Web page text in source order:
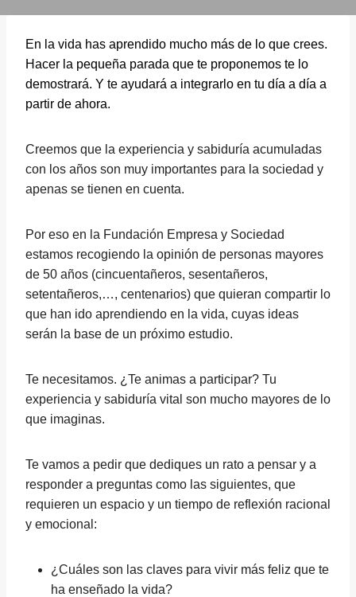
En la vida has aprendido mucho más de lo que crees.
Hacer la pequeña parada que te proponemos te lo
demostrará. Y te ayudará a integrarlo en tu día a día a
partir de ahora.
Creemos que la experiencia y sabiduría acumuladas
con los años son muy importantes para la sociedad y
apenas se tienen en cuenta.
Por eso en la Fundación Empresa y Sociedad
estamos recogiendo la opinión de personas mayores
de 50 años (cincuentañeros, sesentañeros,
setentañeros,…, centenarios) que quieran compartir lo
que han ido aprendiendo en la vida, cuyas ideas
serán la base de un próximo estudio.
Te necesitamos. ¿Te animas a participar? Tu
experiencia y sabiduría vital son mucho mayores de lo
que imaginas.
Te vamos a pedir que dediques un rato a pensar y a
responder a preguntas como las siguientes, que
requieren un espacio y un tiempo de reflexión racional
y emocional:
¿Cuáles son las claves para vivir más feliz que te
ha enseñado la vida?